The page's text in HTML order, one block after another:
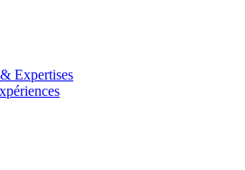
Expertises